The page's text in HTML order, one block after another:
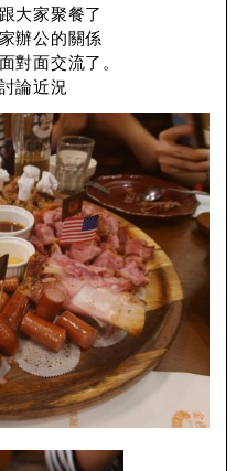
大家聚餐了
辦公的關係
對面交流了。
論近況